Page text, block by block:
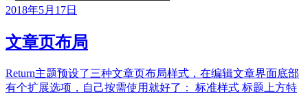
2018年5月17日
文章页布局
Return主题预设了三种文章页布局样式，在编辑文章界面底部
有个扩展选项，自己按需使用就好了： 标准样式 标题上方特